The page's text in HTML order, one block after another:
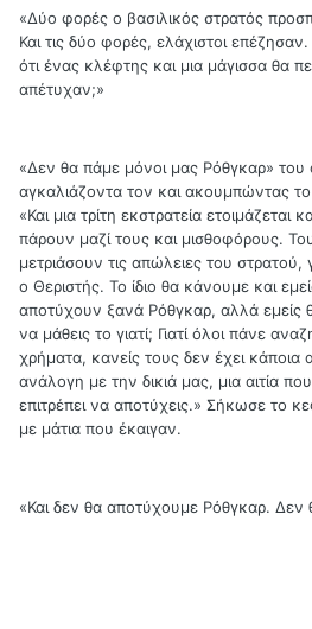
«Δύο φορές ο βασιλικός στρατός
Και τις δύο φορές, ελάχιστοι επέζησαν.
ότι ένας κλέφτης και μια μάγισσα θα
απέτυχαν;»
«Δεν θα πάμε μόνοι μας Ρόθγκαρ» του
αγκαλιάζοντα τον και ακουμπώντας
«Και μια τρίτη εκστρατεία ετοιμάζεται
πάρουν μαζί τους και μισθοφόρους.
μετριάσουν τις απώλειες του στρατού,
ο Θεριστής. Το ίδιο θα κάνουμε και
αποτύχουν ξανά Ρόθγκαρ, αλλά εμείς
να μάθεις το γιατί; Γιατί όλοι πάνε
χρήματα, κανείς τους δεν έχει κάποια
ανάλογη με την δικιά μας, μια αιτία
επιτρέπει να αποτύχεις.» Σήκωσε το
με μάτια που έκαιγαν.
«Και δεν θα αποτύχουμε Ρόθγκαρ. Δεν